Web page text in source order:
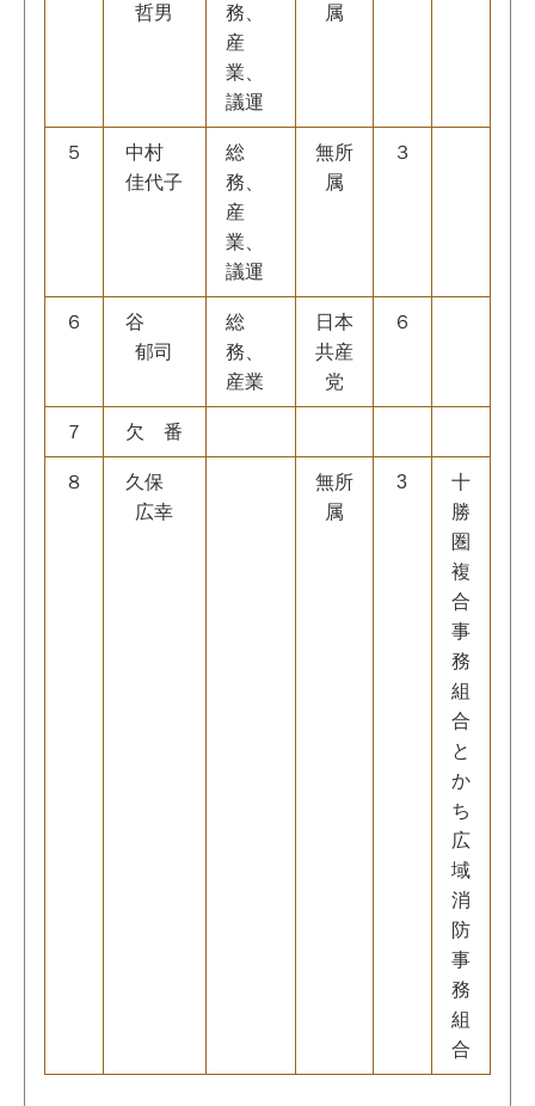
哲男
務、
産
業、
議運
属
５
中村
佳代子
総
務、
産
業、
議運
無所
属
３
６
谷
郁司
総
務、
産業
日本
共産
党
６
７ 欠 番
８
久保
広幸
無所
属
3
十
勝
圏
複
合
事
務
組
合
と
か
ち
広
域
消
防
事
務
組
合